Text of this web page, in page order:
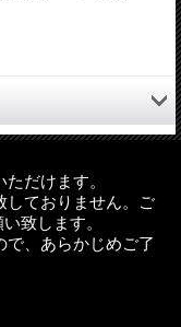
しずかに しずかに
んとする。舞いおち
トーリー。静かに、
ような気持ちになる
だけます。
しておりません。ご
致します。
、あらかじめご了